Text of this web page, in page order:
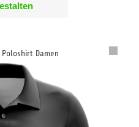
Damen